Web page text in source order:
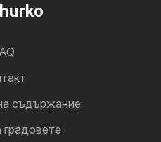
съдържание
градовете